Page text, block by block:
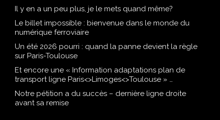
Il y en a un peu plus, je le mets quand même?
Le billet impossible : bienvenue dans le monde du
numérique ferroviaire
Un été 2026 pourri : quand la panne devient la règle
sur Paris-Toulouse
Et encore une « Information adaptations plan de
transport ligne Paris<>Limoges<>Toulouse » …
Notre pétition a du succès – dernière ligne droite
avant sa remise